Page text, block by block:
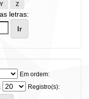
Y Z
letras:
Em ordem:
Registro(s):